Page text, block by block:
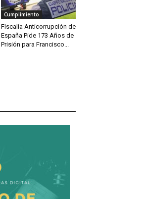
Cumplimiento
Fiscalía Anticorrupción de
España Pide 173 Años de
Prisión para Francisco...